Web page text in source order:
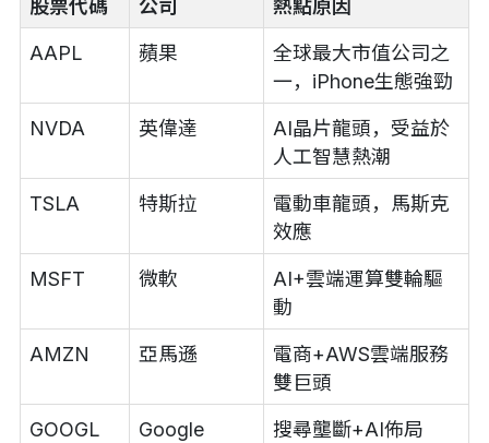
股票代碼 公司 熱點原因
AAPL 蘋果
全球最大市值公司之
一，iPhone生態強勁
NVDA 英偉達
AI晶片龍頭，受益於
人工智慧熱潮
TSLA 特斯拉
電動車龍頭，馬斯克
效應
MSFT 微軟
AI+雲端運算雙輪驅
動
AMZN 亞馬遜
電商+AWS雲端服務
雙巨頭
GOOGL Google 搜尋壟斷+AI佈局